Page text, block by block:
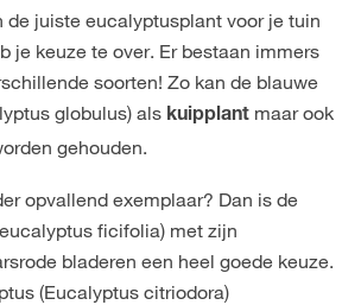
de juiste eucalyptusplant voor je tuin
je keuze te over. Er bestaan immers
soorten! Zo kan de blauwe
globulus) als kuipplant maar ook
gehouden.
opvallend exemplaar? Dan is de
ficifolia) met zijn
bladeren een heel goede keuze.
(Eucalyptus citriodora)